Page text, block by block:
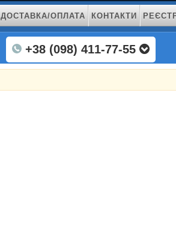
ДОСТАВКА/ОПЛАТА КОНТАКТИ
+38 (098) 411-77-55